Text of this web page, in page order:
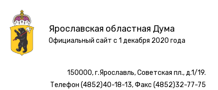
Ярославская областная Дума
Официальный сайт с 1 декабря 2020 года
150000, г.Ярославль, Советская пл., д.1/19.
Телефон (4852)40-18-13, Факс (4852)32-77-75